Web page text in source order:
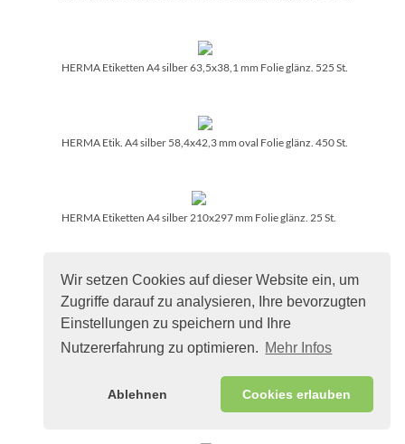
Wir setzen Cookies auf dieser Website ein, um
Zugriffe darauf zu analysieren, Ihre bevorzugten
Einstellungen zu speichern und Ihre
Nutzererfahrung zu optimieren. Mehr Infos
Ablehnen Cookies erlauben
HERMA Etiketten A4 silber 63,5x38,1 mm Folie glänz. 525 St.
HERMA Etik. A4 silber 58,4x42,3 mm oval Folie glänz. 450 St.
HERMA Etiketten A4 silber 210x297 mm Folie glänz. 25 St.
St.
HERMA Sichtreiteretik. A4 weiß 45,7x16,9 mm ablösb. 1600